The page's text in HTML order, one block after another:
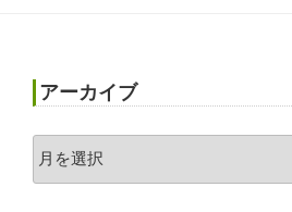
アーカイブ
ー